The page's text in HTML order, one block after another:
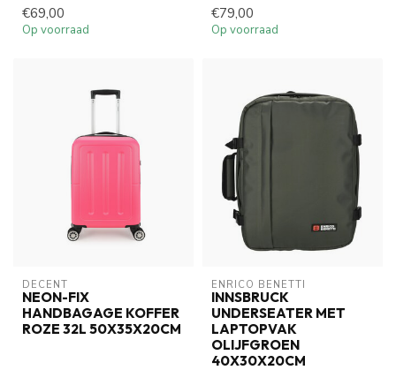
€69,00
Op voorraad
€79,00
Op voorraad
DECENT
NEON-FIX
HANDBAGAGE KOFFER
ROZE 32L 50X35X20CM
ENRICO BENETTI
INNSBRUCK
UNDERSEATER MET
LAPTOPVAK
OLIJFGROEN
40X30X20CM